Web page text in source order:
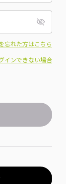
忘れた方はこちら
インできない場合